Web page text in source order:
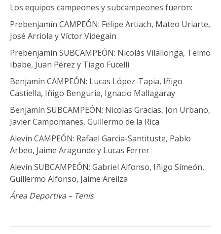
Los equipos campeones y subcampeones fueron:
Prebenjamín CAMPEÓN: Felipe Artiach, Mateo Uriarte,
José Arriola y Víctor Videgain
Prebenjamín SUBCAMPEÓN: Nicolás Vilallonga, Telmo
Ibabe, Juan Pérez y Tiago Fucelli
Benjamín CAMPEÓN: Lucas López-Tapia, Iñigo
Castiella, Iñigo Benguria, Ignacio Mallagaray
Benjamín SUBCAMPEÓN: Nicolas Gracias, Jon Urbano,
Javier Campomanes, Guillermo de la Rica
Alevín CAMPEÓN: Rafael Garcia-Santituste, Pablo
Arbeo, Jaime Aragunde y Lucas Ferrer
Alevín SUBCAMPEÓN: Gabriel Alfonso, Iñigo Simeón,
Guillermo Alfonso, Jaime Areilza
Área Deportiva – Tenis